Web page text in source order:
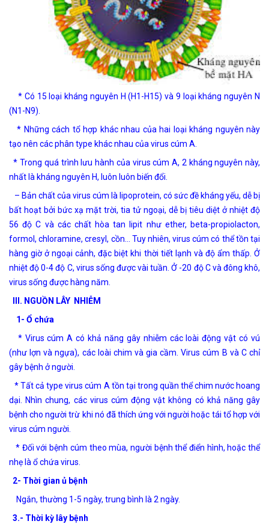
* Có 15 loại kháng nguyên H (H1-H15) và 9 loại kháng nguyên N
(N1-N9).
* Những cách tổ hợp khác nhau của hai loại kháng nguyên này
tạo nên các phân type khác nhau của virus cúm A.
* Trong quá trình lưu hành của virus cúm A, 2 kháng nguyên này,
nhất là kháng nguyên H, luôn luôn biến đổi.
– Bản chất của virus cúm là lipoprotein, có sức đề kháng yếu, dễ bị
bất hoạt bởi bức xạ mặt trời, tia tử ngoại, dễ bị tiêu diệt ở nhiệt độ
56 độ C và các chất hòa tan lipit như ether, beta-propiolacton,
formol, chloramine, cresyl, cồn… Tuy nhiên, virus cúm có thể tồn tại
hàng giờ ở ngoại cảnh, đặc biệt khi thời tiết lạnh và độ ẩm thấp. Ở
nhiệt độ 0-4 độ C, virus sống được vài tuần. Ở -20 độ C và đông khô,
virus sống được hàng năm.
III. NGUỒN LÂY NHIỄM
1- Ổ chứa
* Virus cúm A có khả năng gây nhiễm các loài động vật có vú
(như lợn và ngựa), các loài chim và gia cầm. Virus cúm B và C chỉ
gây bệnh ở người.
* Tất cả type virus cúm A tồn tại trong quần thể chim nước hoang
dại. Nhìn chung, các virus cúm động vật không có khả năng gây
bệnh cho người trừ khi nó đã thích ứng với người hoặc tái tổ hợp với
virus cúm người.
* Đối với bệnh cúm theo mùa, người bệnh thể điển hình, hoặc thể
nhẹ là ổ chứa virus.
2- Thời gian ủ bệnh
Ngắn, thường 1-5 ngày, trung bình là 2 ngày.
3.- Thời kỳ lây bệnh